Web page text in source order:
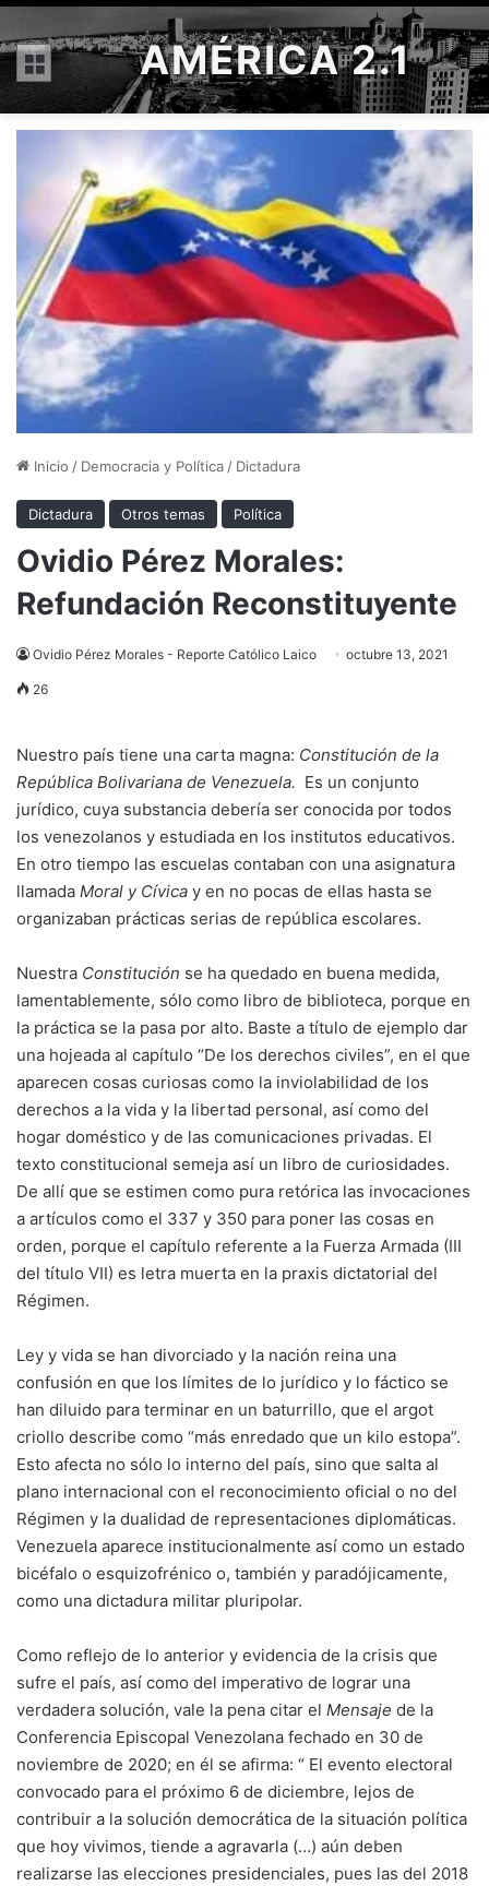
Menú AMÉRICA 2.1
Inicio / Democracia y Política / Dictadura
Dictadura Otros temas Política
Ovidio Pérez Morales:
Refundación Reconstituyente
Ovidio Pérez Morales - Reporte Católico Laico octubre 13, 2021
26
Nuestro país tiene una carta magna: Constitución de la
República Bolivariana de Venezuela. Es un conjunto
jurídico, cuya substancia debería ser conocida por todos
los venezolanos y estudiada en los institutos educativos.
En otro tiempo las escuelas contaban con una asignatura
llamada Moral y Cívica y en no pocas de ellas hasta se
organizaban prácticas serias de república escolares.
Nuestra Constitución se ha quedado en buena medida,
lamentablemente, sólo como libro de biblioteca, porque en
la práctica se la pasa por alto. Baste a título de ejemplo dar
una hojeada al capítulo “De los derechos civiles”, en el que
aparecen cosas curiosas como la inviolabilidad de los
derechos a la vida y la libertad personal, así como del
hogar doméstico y de las comunicaciones privadas. El
texto constitucional semeja así un libro de curiosidades.
De allí que se estimen como pura retórica las invocaciones
a artículos como el 337 y 350 para poner las cosas en
orden, porque el capítulo referente a la Fuerza Armada (III
del título VII) es letra muerta en la praxis dictatorial del
Régimen.
Ley y vida se han divorciado y la nación reina una
confusión en que los límites de lo jurídico y lo fáctico se
han diluido para terminar en un baturrillo, que el argot
criollo describe como “más enredado que un kilo estopa”.
Esto afecta no sólo lo interno del país, sino que salta al
plano internacional con el reconocimiento oficial o no del
Régimen y la dualidad de representaciones diplomáticas.
Venezuela aparece institucionalmente así como un estado
bicéfalo o esquizofrénico o, también y paradójicamente,
como una dictadura militar pluripolar.
Como reflejo de lo anterior y evidencia de la crisis que
sufre el país, así como del imperativo de lograr una
verdadera solución, vale la pena citar el Mensaje de la
Conferencia Episcopal Venezolana fechado en 30 de
noviembre de 2020; en él se afirma: “ El evento electoral
convocado para el próximo 6 de diciembre, lejos de
contribuir a la solución democrática de la situación política
que hoy vivimos, tiende a agravarla (…) aún deben
realizarse las elecciones presidenciales, pues las del 2018